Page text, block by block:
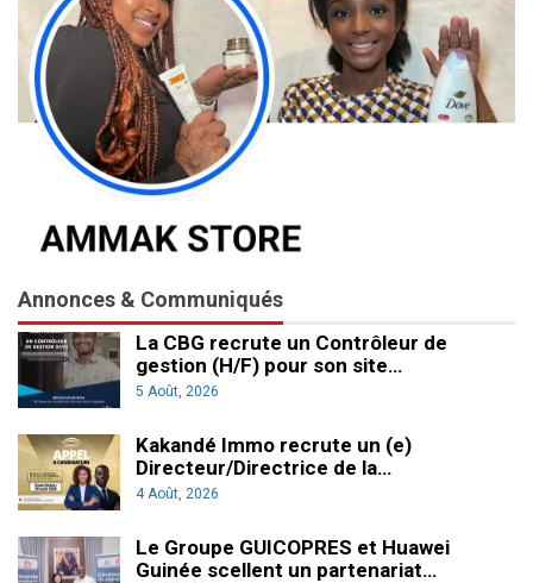
Annonces & Communiqués
La CBG recrute un Contrôleur de
gestion (H/F) pour son site…
5 Août, 2026
Kakandé Immo recrute un (e)
Directeur/Directrice de la…
4 Août, 2026
Le Groupe GUICOPRES et Huawei
Guinée scellent un partenariat…